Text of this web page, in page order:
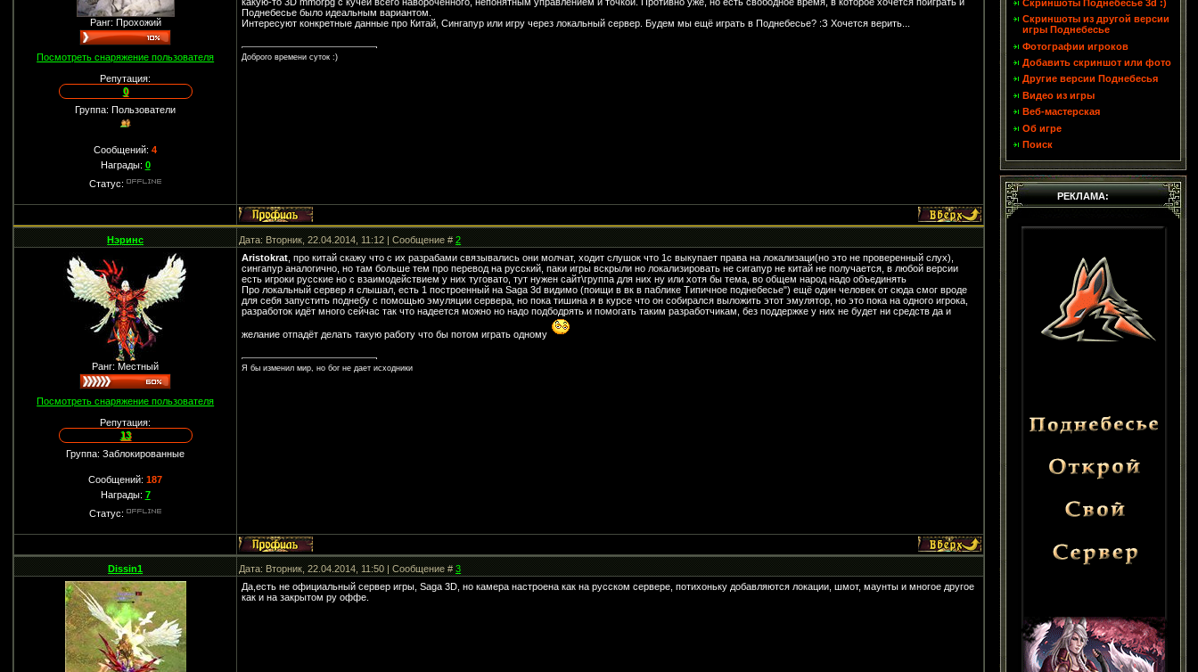
Ранг: Прохожий
Посмотреть снаряжение пользователя
Репутация:
0
Группа: Пользователи
Сообщений:4
Награды: 0
Статус:
Поднебесье было идеальным вариантом.
Интересуют конкретные данные про Китай, Сингапур или игру через локальный сервер. Будем мы ещё играть в Поднебесье? :З Хочется верить...
Доброго времени суток :)
Нэринс Дата: Вторник, 22.04.2014, 11:12 | Сообщение #2
Ранг: Местный
Посмотреть снаряжение пользователя
Репутация:
13
Группа: Заблокированные
Сообщений:187
Награды: 7
Статус:
Aristokrat , про китай скажу что с их разрабами связывались они молчат, ходит слушок что 1c выкупает права на локализаци(но это не проверенный слух),
сингапур аналогично, но там больше тем про перевод на русский, паки игры вскрыли но локализировать не сигапур не китай не получается, в любой версии
есть игроки русские но с взаимодействием у них туговато, тут нужен сайт\группа для них ну или хотя бы тема, во общем народ надо объединять
Про локальный сервер я слышал, есть 1 построенный на Saga 3d видимо (поищи в вк в паблике Типичное поднебесье") ещё один человек от сюда смог вроде
для себя запустить поднебу с помощью эмуляции сервера, но пока тишина я в курсе что он собирался выложить этот эмулятор, но это пока на одного игрока,
разработок идёт много сейчас так что надеется можно но надо подбодрять и помогать таким разработчикам, без поддержке у них не будет ни средств да и
желание отпадёт делать такую работу что бы потом играть одному
Я бы изменил мир, но бог не дает исходники
Dissin1 Дата: Вторник, 22.04.2014, 11:50 | Сообщение #3
Да,есть не официальный сервер игры, Saga 3D, но камера настроена как на русском сервере, потихоньку добавляются локации, шмот, маунты и многое другое
как и на закрытом ру оффе.
Скриншоты Поднебесье 3d :)
Скриншоты из другой версии
игры Поднебесье
Фотографии игроков
Добавить скриншот или фото
Другие версии Поднебесья
Видео из игры
Веб-мастерская
Об игре
Поиск
РЕКЛАМА: